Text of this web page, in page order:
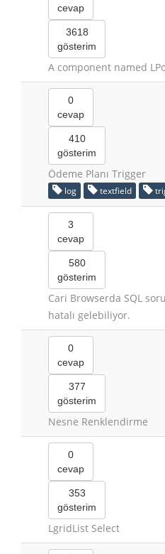
cevap
3618
gösterim
A component named
0
cevap
410
gösterim
Ödeme Planı Trigger
log textfield
3
cevap
580
gösterim
Cari Browserda SQL
hatalı gelebiliyor.
0
cevap
377
gösterim
Nesne Renklendirme
0
cevap
353
gösterim
LgridList Select